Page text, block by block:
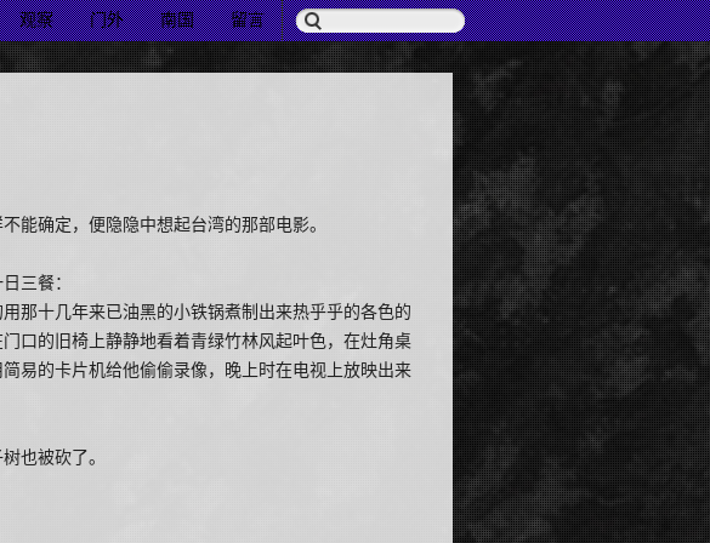
观察 门外 南国 留言
能确定，便隐隐中想起台湾的那部电影。
三餐：
那十几年来已油黑的小铁锅煮制出来热乎乎的各色的
口的旧椅上静静地看着青绿竹林风起叶色，在灶角桌
易的卡片机给他偷偷录像，晚上时在电视上放映出来
也被砍了。